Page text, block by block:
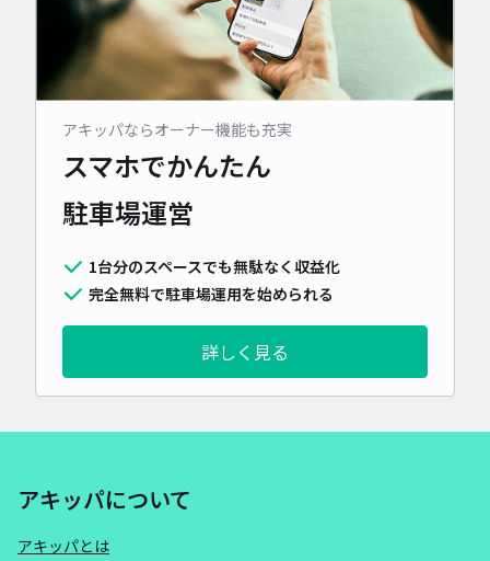
アキッパならオーナー機能も充実
スマホでかんたん
駐車場運営
1台分のスペースでも無駄なく収益化
完全無料で駐車場運用を始められる
詳しく見る
アキッパについて
アキッパとは